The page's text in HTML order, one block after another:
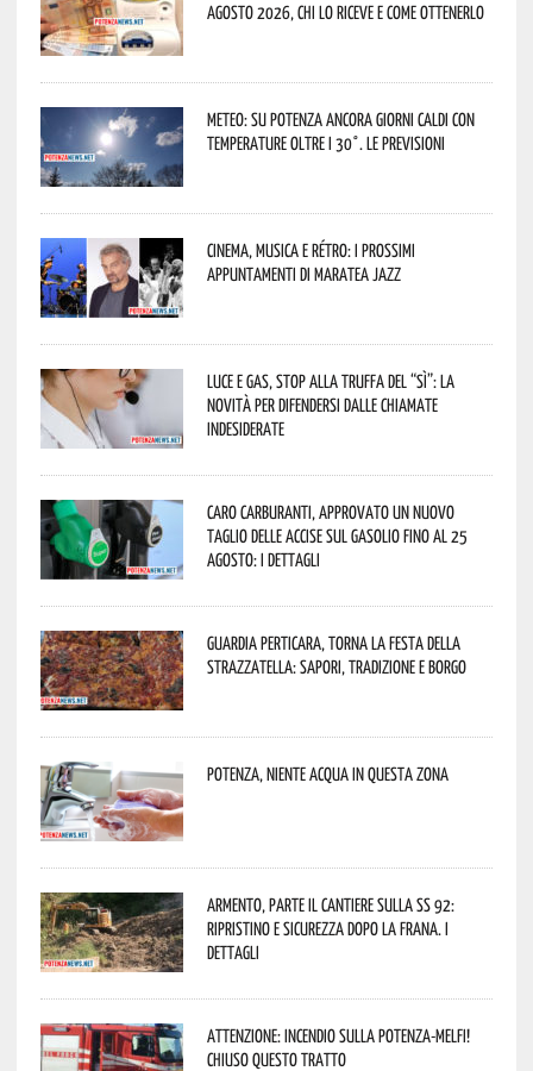
agosto 2026, chi lo riceve e come ottenerlo
Meteo: su Potenza ancora giorni caldi con
temperature oltre i 30°. Le previsioni
Cinema, musica e rétro: i prossimi
appuntamenti di Maratea Jazz
Luce e gas, stop alla truffa del “Sì”: la
novità per difendersi dalle chiamate
indesiderate
Caro carburanti, approvato un nuovo
taglio delle accise sul gasolio fino al 25
agosto: i dettagli
Guardia Perticara, torna la Festa della
Strazzatella: sapori, tradizione e borgo
Potenza, niente acqua in questa zona
Armento, parte il cantiere sulla SS 92:
ripristino e sicurezza dopo la frana. I
dettagli
Attenzione: incendio sulla Potenza-Melfi!
Chiuso questo tratto